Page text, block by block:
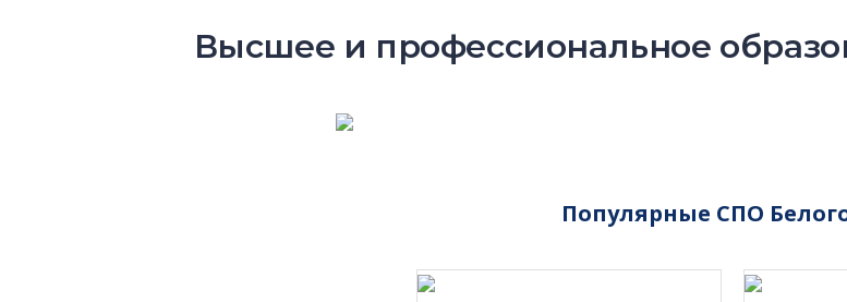
Высшее и профессиональное
Популярные СПО